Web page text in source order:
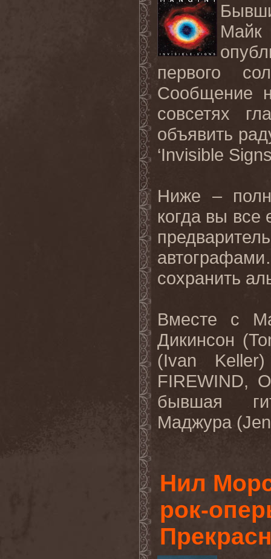
первого
Сообщение
совсетях
объявить
‘Invisible
Ниже –
когда вы все
сохранить
Вместе с
Дикинсон
(Ivan
FIREWIND,
бывшая
Маджура
Нил
рок-